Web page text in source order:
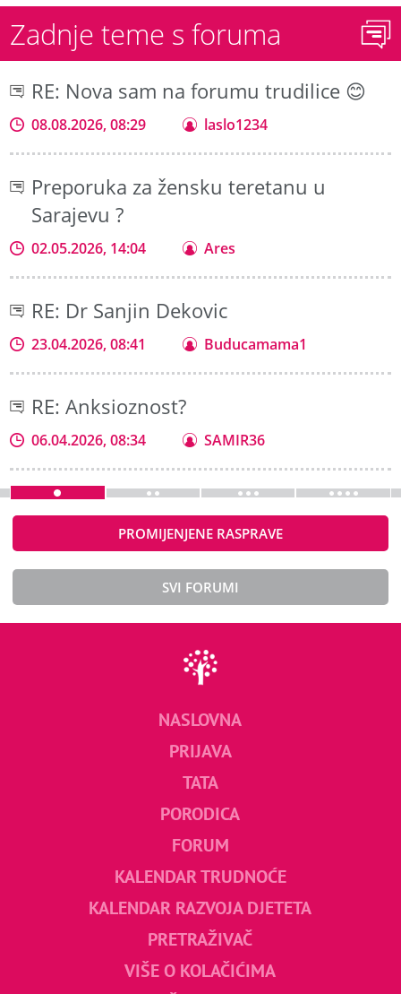
Zadnje teme s foruma
RE: Nova sam na forumu trudilice 😊
08.08.2026, 08:29 laslo1234
Preporuka za žensku teretanu u
Sarajevu ?
02.05.2026, 14:04 Ares
RE: Dr Sanjin Dekovic
23.04.2026, 08:41 Buducamama1
RE: Anksioznost?
06.04.2026, 08:34 SAMIR36
PROMIJENJENE RASPRAVE
SVI FORUMI
NASLOVNA
PRIJAVA
TATA
PORODICA
FORUM
KALENDAR TRUDNOĆE
KALENDAR RAZVOJA DJETETA
PRETRAŽIVAČ
VIŠE O KOLAČIĆIMA